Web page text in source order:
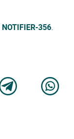
NOTIFIER-356.